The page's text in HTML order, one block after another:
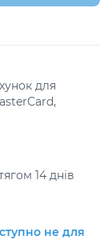
для
14 днів
не для